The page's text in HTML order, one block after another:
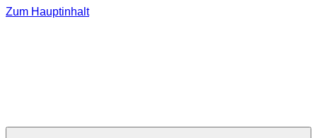
Zum Hauptinhalt